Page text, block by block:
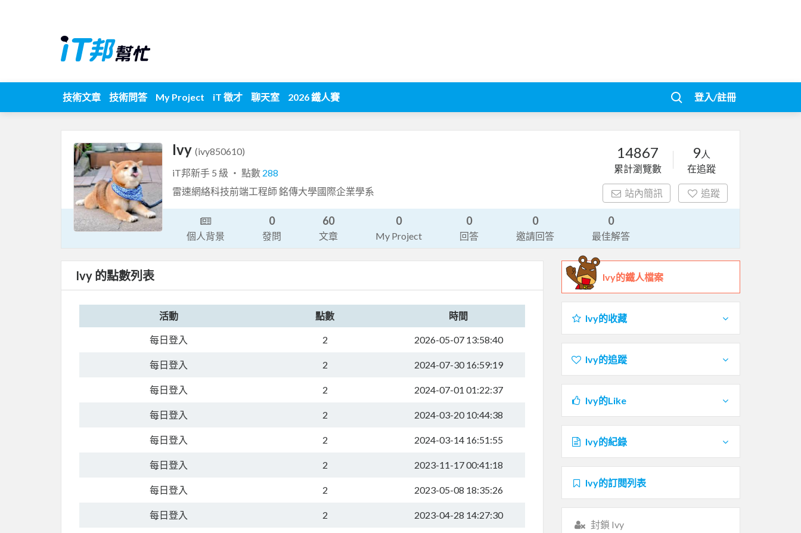
技術文章 技術問答 My Project iT 徵才 聊天室 2026 鐵人賽 登入/註冊
Ivy (ivy850610)
iT邦新手 5 級 ‧ 點數 288
雷速網絡科技前端工程師 銘傳大學國際企業學系
14867
累計瀏覽數
9人
在追蹤
站內簡訊 追蹤
個人背景
0
發問
60
文章
0
My Project
0
回答
0
邀請回答
0
最佳解答
Ivy 的點數列表
活動 點數 時間
每日登入 2 2026-05-07 13:58:40
每日登入 2 2024-07-30 16:59:19
每日登入 2 2024-07-01 01:22:37
每日登入 2 2024-03-20 10:44:38
每日登入 2 2024-03-14 16:51:55
每日登入 2 2023-11-17 00:41:18
每日登入 2 2023-05-08 18:35:26
每日登入 2 2023-04-28 14:27:30
Ivy的鐵人檔案
Ivy的收藏
Ivy的追蹤
Ivy的Like
Ivy的紀錄
Ivy的訂閱列表
封鎖 Ivy